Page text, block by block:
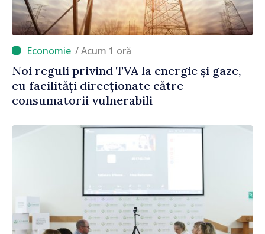
/ Acum 1 oră
Noi reguli privind TVA la energie și gaze,
cu facilități direcționate către
consumatorii vulnerabili